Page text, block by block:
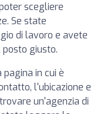
scegliere
Se state
di lavoro e avete
giusto.
in cui è
l'ubicazione e
un'agenzia di